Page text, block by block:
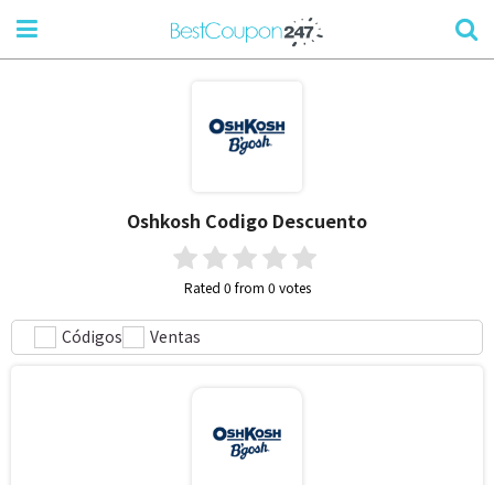
Oshkosh Codigo Descuento
Rated 0 from 0 votes
Códigos Ventas